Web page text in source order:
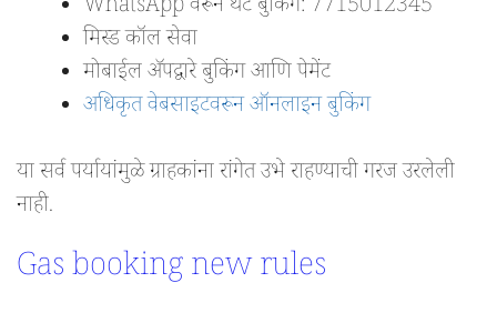
WhatsApp वरून थेट बुकिंग: 7715012345
मिस्ड कॉल सेवा
मोबाईल ॲपद्वारे बुकिंग आणि पेमेंट
अधिकृत वेबसाइटवरून ऑनलाइन बुकिंग
या सर्व पर्यायांमुळे ग्राहकांना रांगेत उभे राहण्याची गरज उरलेली
नाही.
Gas booking new rules